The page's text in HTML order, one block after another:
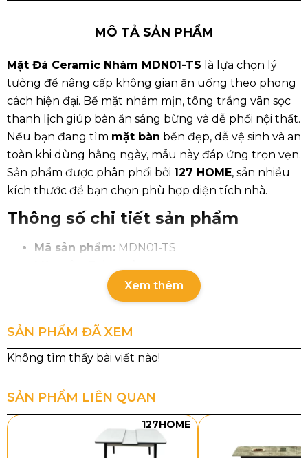
MÔ TẢ SẢN PHẨM
Mặt Đá Ceramic Nhám MDN01-TS là lựa chọn lý
tưởng để nâng cấp không gian ăn uống theo phong
cách hiện đại. Bề mặt nhám mịn, tông trắng vân sọc
thanh lịch giúp bàn ăn sáng bừng và dễ phối nội thất.
Nếu bạn đang tìm mặt bàn bền đẹp, dễ vệ sinh và an
toàn khi dùng hằng ngày, mẫu này đáp ứng trọn vẹn.
Sản phẩm được phân phối bởi 127 HOME, sẵn nhiều
kích thước để bạn chọn phù hợp diện tích nhà.
Thông số chi tiết sản phẩm
Mã sản phẩm: MDN01-TS
Kích thước chữ nhật:1200×700×12mm,
1400×800×12mm, 1600×800×12mm,
Kích thước tròn:Ø60 – Ø70 – Ø80 – Ø90 cm
(dày 12mm)
tốt
12 tháng
Xem thêm
SẢN PHẨM ĐÃ XEM
SẢN PHẨM LIÊN QUAN
127HOME